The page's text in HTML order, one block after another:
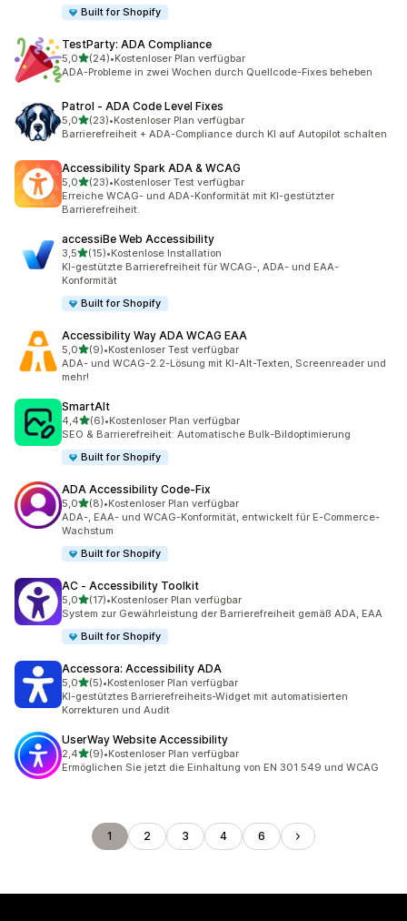
Built for Shopify
TestParty: ADA Compliance
5,0von 5 Sternen
(24)
24 Rezensionen insgesamt
•Kostenloser Plan verfügbar
ADA-Probleme in zwei Wochen durch Quellcode-Fixes beheben
Patrol ‑ ADA Code Level Fixes
5,0von 5 Sternen
(23)
23 Rezensionen insgesamt
•Kostenloser Plan verfügbar
Barrierefreiheit + ADA-Compliance durch KI auf Autopilot schalten
Accessibility Spark ADA & WCAG
5,0von 5 Sternen
(23)
23 Rezensionen insgesamt
•Kostenloser Test verfügbar
Erreiche WCAG- und ADA-Konformität mit KI-gestützter
Barrierefreiheit.
accessiBe Web Accessibility
3,5von 5 Sternen
(15)
15 Rezensionen insgesamt
•Kostenlose Installation
KI-gestützte Barrierefreiheit für WCAG-, ADA- und EAA-
Konformität
Built for Shopify
Accessibility Way ADA WCAG EAA
5,0von 5 Sternen
(9)
9 Rezensionen insgesamt
•Kostenloser Test verfügbar
ADA- und WCAG-2.2-Lösung mit KI-Alt-Texten, Screenreader und
mehr!
SmartAlt
4,4von 5 Sternen
(6)
6 Rezensionen insgesamt
•Kostenloser Plan verfügbar
SEO & Barrierefreiheit: Automatische Bulk-Bildoptimierung
Built for Shopify
ADA Accessibility Code‑Fix
5,0von 5 Sternen
(8)
8 Rezensionen insgesamt
•Kostenloser Plan verfügbar
ADA-, EAA- und WCAG-Konformität, entwickelt für E-Commerce-
Wachstum
Built for Shopify
AC ‑ Accessibility Toolkit
5,0von 5 Sternen
(17)
17 Rezensionen insgesamt
•Kostenloser Plan verfügbar
System zur Gewährleistung der Barrierefreiheit gemäß ADA, EAA
Built for Shopify
Accessora: Accessibility ADA
5,0von 5 Sternen
(5)
5 Rezensionen insgesamt
•Kostenloser Plan verfügbar
KI-gestütztes Barrierefreiheits-Widget mit automatisierten
Korrekturen und Audit
UserWay Website Accessibility
2,4von 5 Sternen
(9)
9 Rezensionen insgesamt
•Kostenloser Plan verfügbar
Ermöglichen Sie jetzt die Einhaltung von EN 301 549 und WCAG
1 2 3 4 6